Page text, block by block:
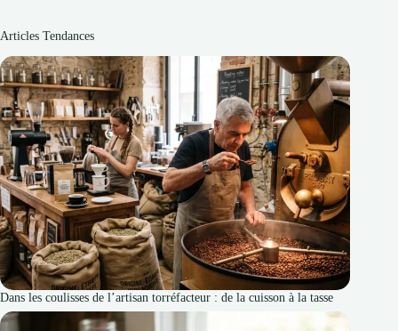
Articles Tendances
Dans les coulisses de l’artisan torréfacteur : de la cuisson à la tasse